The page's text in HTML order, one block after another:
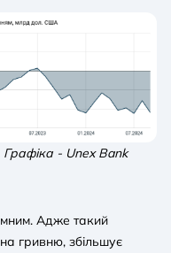
- Unex Bank
Адже такий
гривню, збільшує